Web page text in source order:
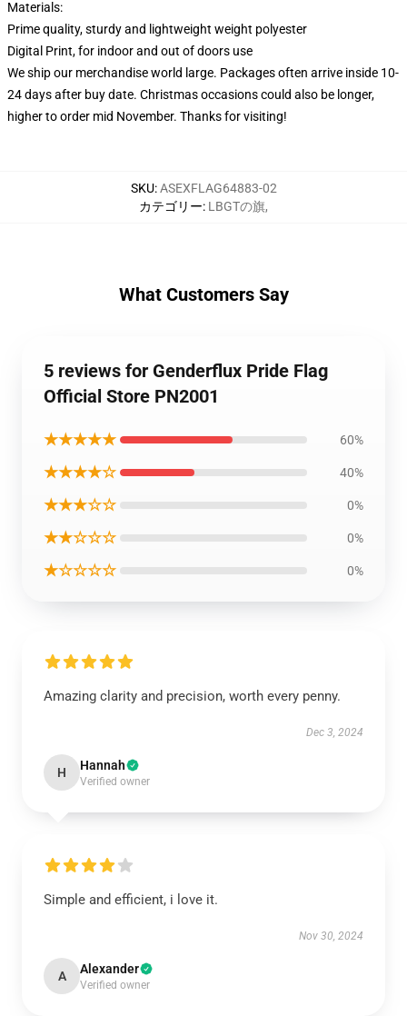
Materials:
Prime quality, sturdy and lightweight weight polyester
Digital Print, for indoor and out of doors use
We ship our merchandise world large. Packages often arrive inside 10-
24 days after buy date. Christmas occasions could also be longer,
higher to order mid November. Thanks for visiting!
SKU:ASEXFLAG64883-02
カテゴリー: LBGTの旗,
What Customers Say
5 reviews for Genderflux Pride Flag
Official Store PN2001
★★★★★ 60%
★★★★☆ 40%
★★★☆☆ 0%
★★☆☆☆ 0%
★☆☆☆☆ 0%
Amazing clarity and precision, worth every penny.
Dec 3, 2024
H Hannah
Verified owner
Simple and efficient, i love it.
Nov 30, 2024
A Alexander
Verified owner